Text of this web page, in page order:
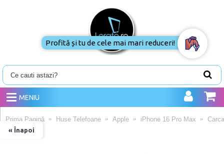
MENIU
« Înapoi
Prima Pagină Huse Telefoane Apple iPhone 16 Pro Max
Profită și tu de cele mai mari reduceri!